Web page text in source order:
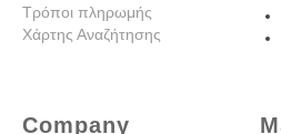
Τρόποι πληρωμής
Χάρτης Αναζήτησης
Company